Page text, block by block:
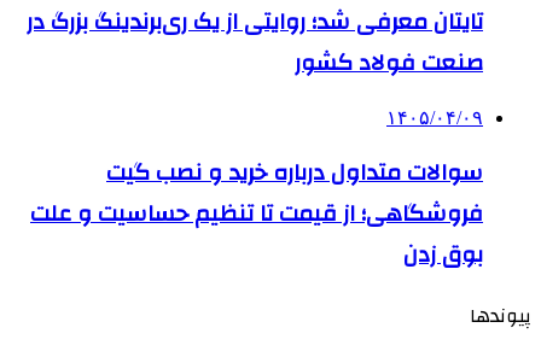
تایتان معرفی شد؛ روایتی از یک ری‌برندینگ بزرگ در
صنعت فولاد کشور
۱۴۰۵/۰۴/۰۹
سوالات متداول درباره خرید و نصب گیت
فروشگاهی؛ از قیمت تا تنظیم حساسیت و علت
بوق زدن
پیوندها